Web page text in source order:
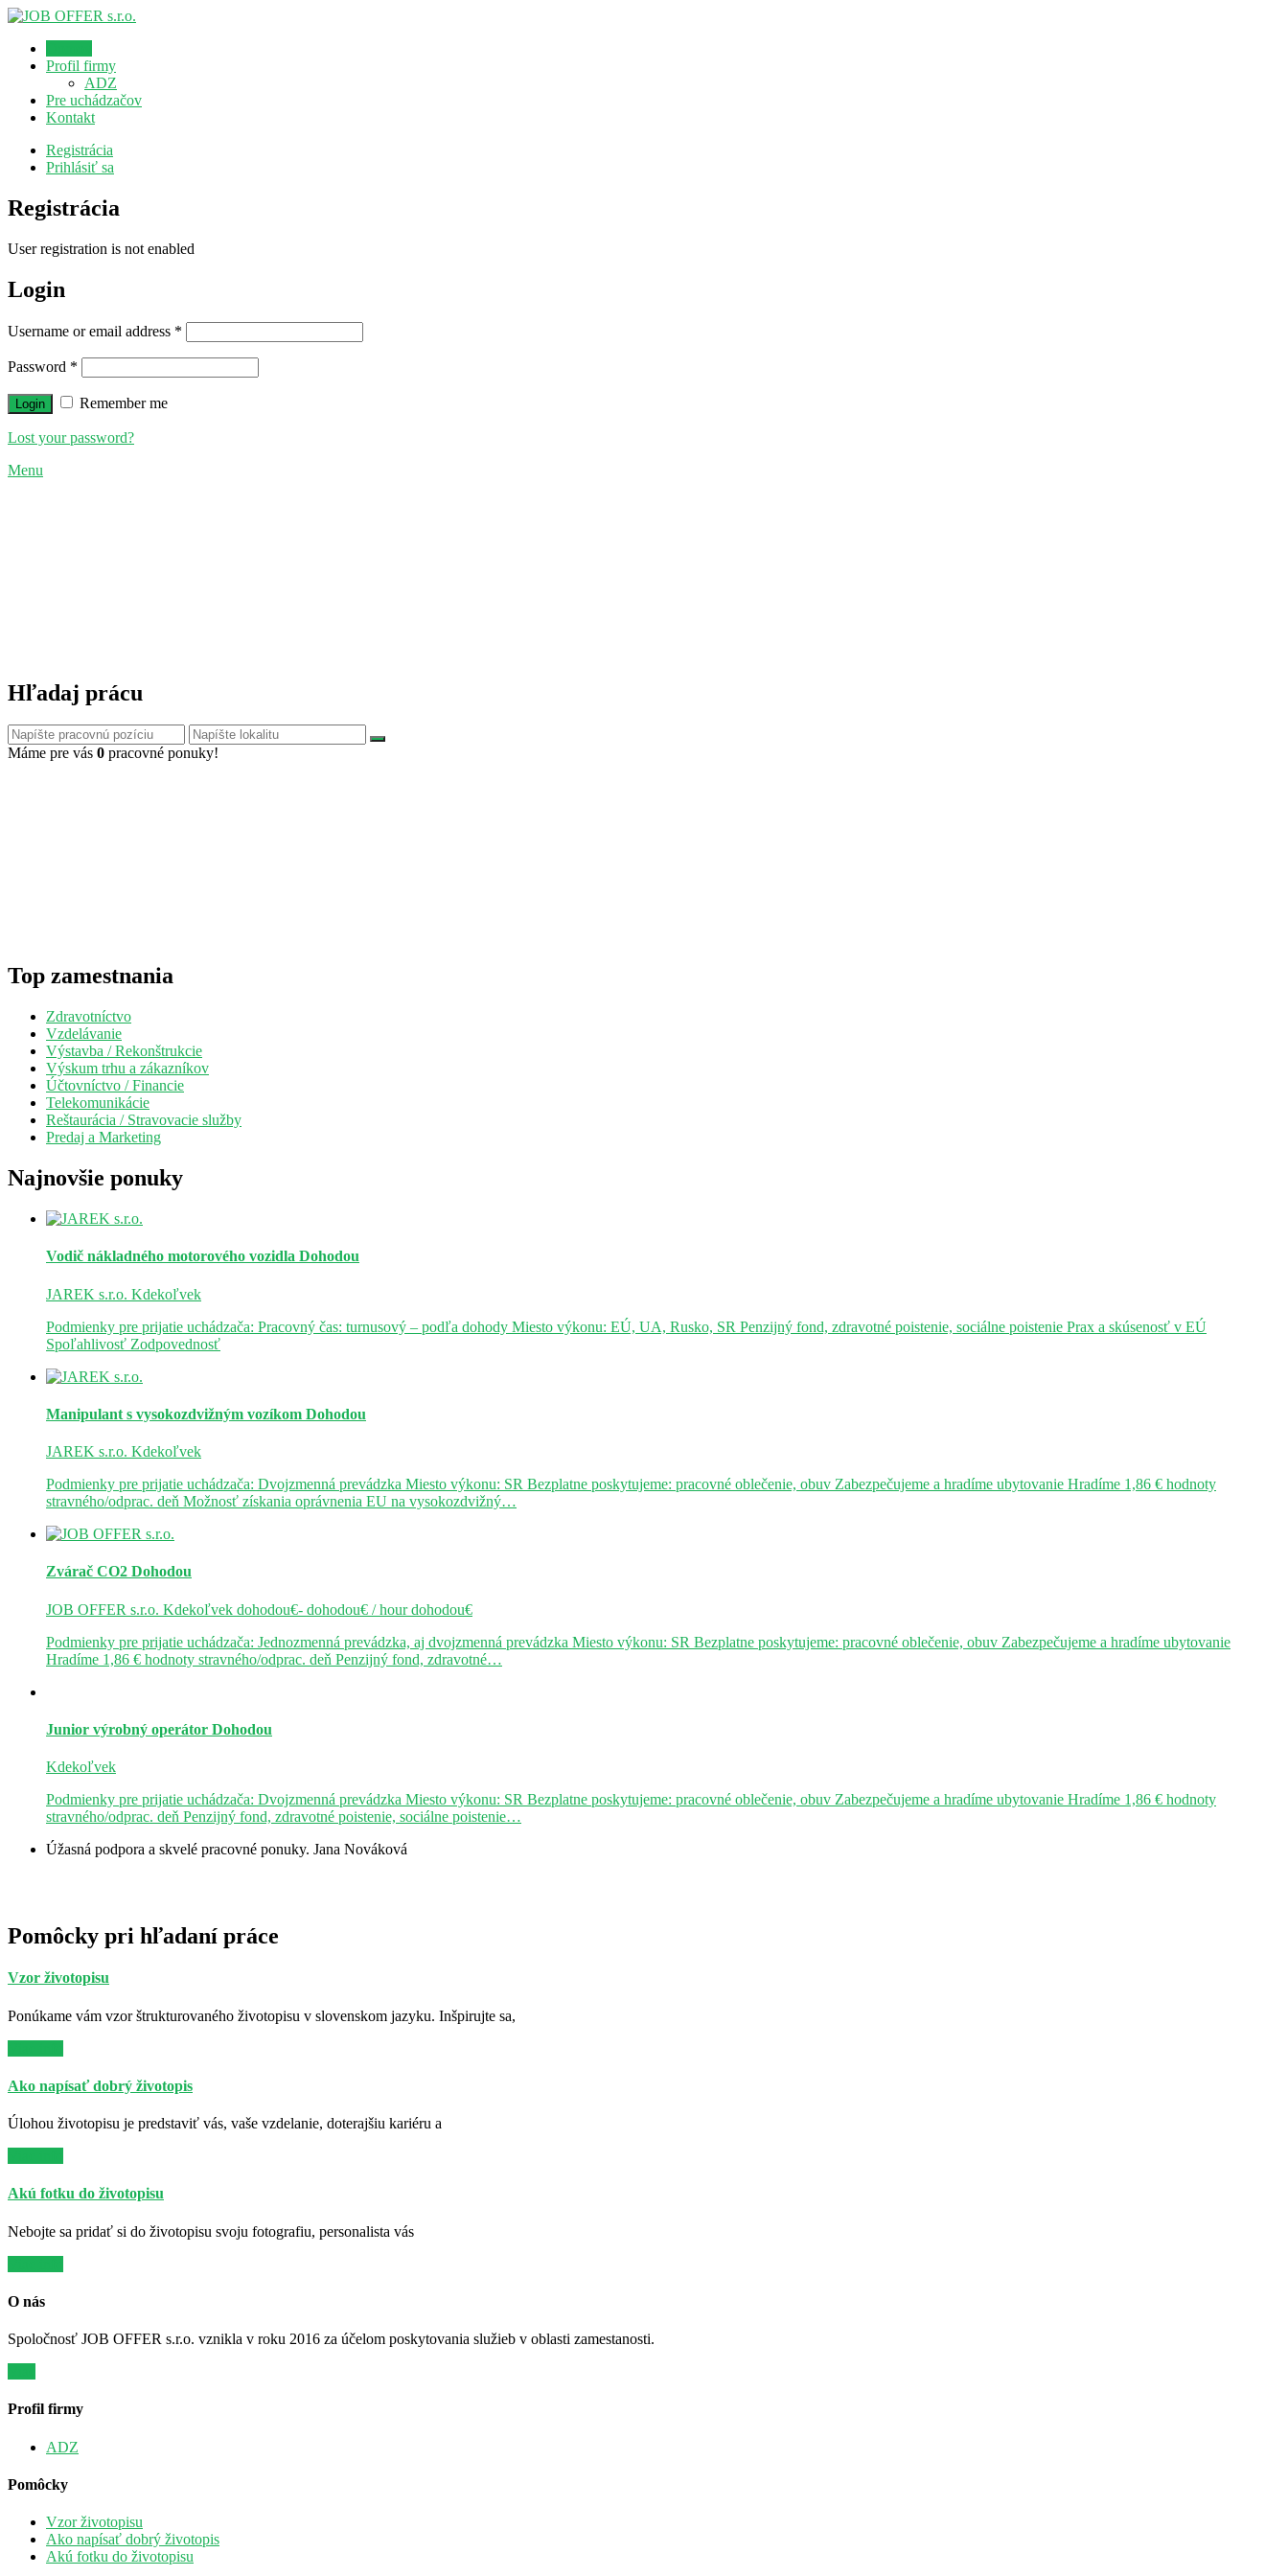
Profil firmy
ADZ
Pre uchádzačov
Kontakt
Registrácia
Prihlásiť sa
Registrácia
User registration is not enabled
Login
Username or email address *
Password *
Remember me
Lost your password?
Menu
Hľadaj prácu
Máme pre vás 0 pracovné ponuky!
Top zamestnania
Zdravotníctvo
Vzdelávanie
Výstavba / Rekonštrukcie
Výskum trhu a zákazníkov
Účtovníctvo / Financie
Telekomunikácie
Reštaurácia / Stravovacie služby
Predaj a Marketing
Najnovšie ponuky
Vodič nákladného motorového vozidla Dohodou
JAREK s.r.o. Kdekoľvek
Podmienky pre prijatie uchádzača: Pracovný čas: turnusový – podľa dohody Miesto výkonu: EÚ, UA, Rusko, SR Penzijný fond, zdravotné poistenie, sociálne poistenie Prax a skúsenosť v EÚ
Spoľahlivosť Zodpovednosť
Manipulant s vysokozdvižným vozíkom Dohodou
JAREK s.r.o. Kdekoľvek
Podmienky pre prijatie uchádzača: Dvojzmenná prevádzka Miesto výkonu: SR Bezplatne poskytujeme: pracovné oblečenie, obuv Zabezpečujeme a hradíme ubytovanie Hradíme 1,86 € hodnoty
stravného/odprac. deň Možnosť získania oprávnenia EU na vysokozdvižný…
Zvárač CO2 Dohodou
JOB OFFER s.r.o. Kdekoľvek dohodou€- dohodou€ / hourdohodou€
Podmienky pre prijatie uchádzača: Jednozmenná prevádzka, aj dvojzmenná prevádzka Miesto výkonu: SR Bezplatne poskytujeme: pracovné oblečenie, obuv Zabezpečujeme a hradíme ubytovanie
Hradíme 1,86 € hodnoty stravného/odprac. deň Penzijný fond, zdravotné…
Junior výrobný operátor Dohodou
Kdekoľvek
Podmienky pre prijatie uchádzača: Dvojzmenná prevádzka Miesto výkonu: SR Bezplatne poskytujeme: pracovné oblečenie, obuv Zabezpečujeme a hradíme ubytovanie Hradíme 1,86 € hodnoty
stravného/odprac. deň Penzijný fond, zdravotné poistenie, sociálne poistenie…
Úžasná podpora a skvelé pracovné ponuky. Jana Nováková
Pomôcky pri hľadaní práce
Vzor životopisu
Ponúkame vám vzor štrukturovaného životopisu v slovenskom jazyku. Inšpirujte sa,
Ako napísať dobrý životopis
Úlohou životopisu je predstaviť vás, vaše vzdelanie, doterajšiu kariéru a
Akú fotku do životopisu
Nebojte sa pridať si do životopisu svoju fotografiu, personalista vás
O nás
Spoločnosť JOB OFFER s.r.o. vznikla v roku 2016 za účelom poskytovania služieb v oblasti zamestanosti.
Profil firmy
ADZ
Pomôcky
Vzor životopisu
Ako napísať dobrý životopis
Akú fotku do životopisu